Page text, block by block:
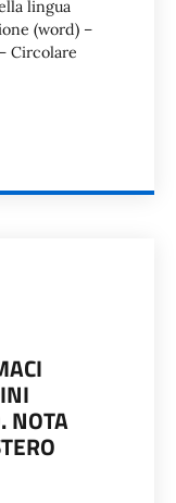
lingua
(word) –
Circolare
NOTA